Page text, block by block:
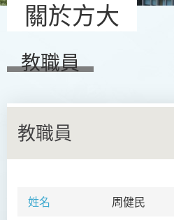
關於方大
教職員
教職員
姓名 周健民學院簡介